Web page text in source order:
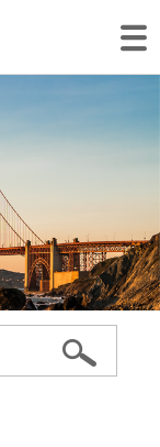
网站首页
关于我们
生产基地
新闻动态
联系我们